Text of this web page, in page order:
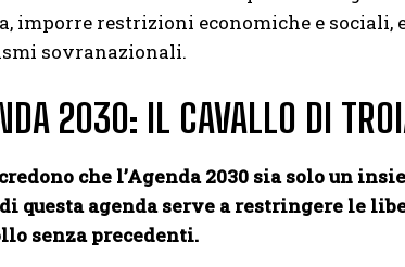
imporre restrizioni economiche e
sovranazionali.
2030: IL CAVALLO DI
che l’Agenda 2030 sia solo un
questa agenda serve a restringere le
senza precedenti.